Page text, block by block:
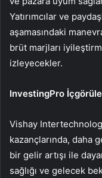
Yatırımcılar ve
aşamasındaki
brüt marjları
izleyecekler.
InvestingPro
Vishay
kazançlarında, daha
bir gelir artışı ile
sağlığı ve gelecek